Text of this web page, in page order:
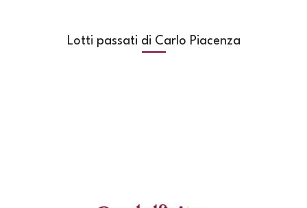
Lotti passati di Carlo Piacenza